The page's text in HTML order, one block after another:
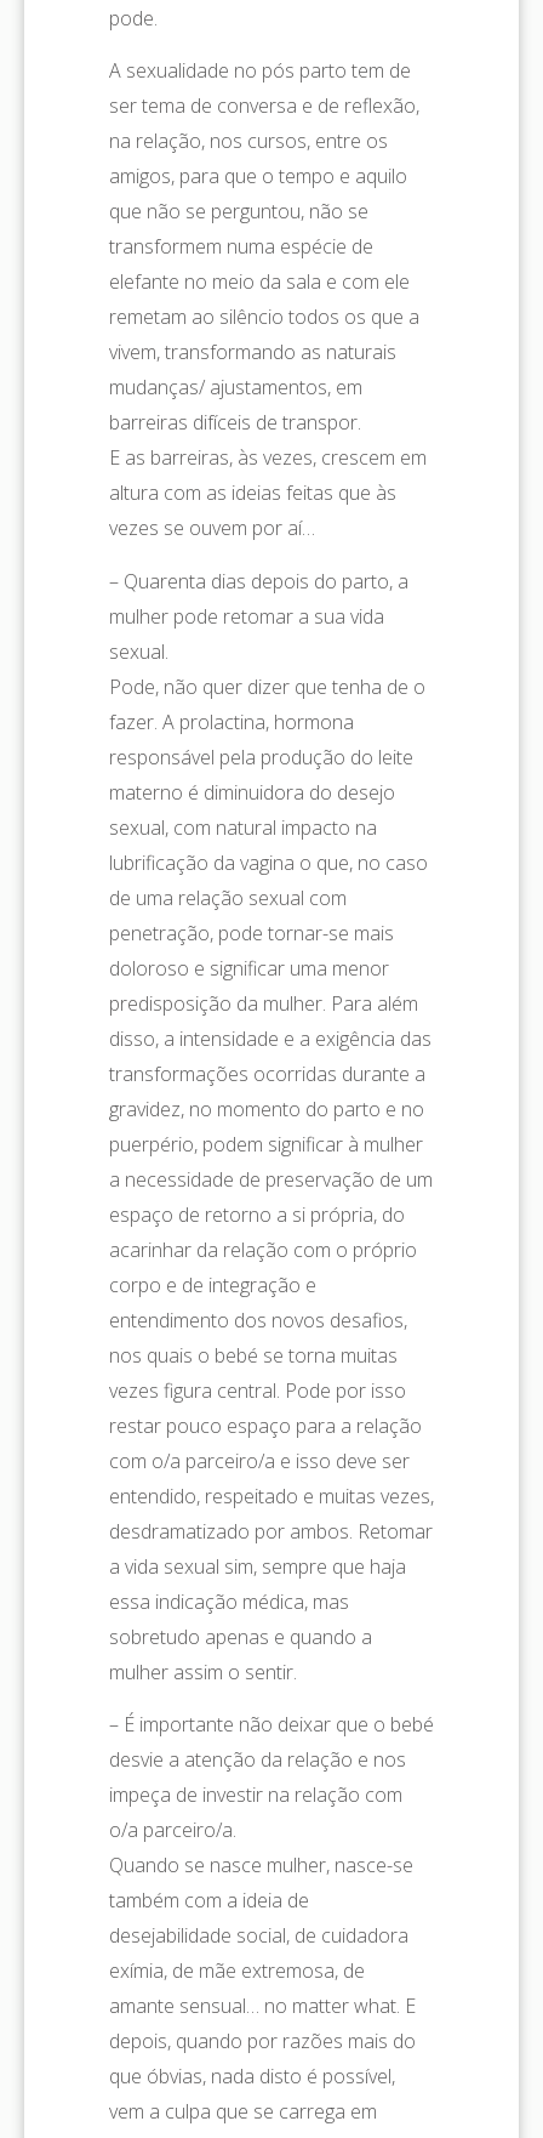
pode.
A sexualidade no pós parto tem de
ser tema de conversa e de reflexão,
na relação, nos cursos, entre os
amigos, para que o tempo e aquilo
que não se perguntou, não se
transformem numa espécie de
elefante no meio da sala e com ele
remetam ao silêncio todos os que a
vivem, transformando as naturais
mudanças/ ajustamentos, em
barreiras difíceis de transpor.
E as barreiras, às vezes, crescem em
altura com as ideias feitas que às
vezes se ouvem por aí…
– Quarenta dias depois do parto, a
mulher pode retomar a sua vida
sexual.
Pode, não quer dizer que tenha de o
fazer. A prolactina, hormona
responsável pela produção do leite
materno é diminuidora do desejo
sexual, com natural impacto na
lubrificação da vagina o que, no caso
de uma relação sexual com
penetração, pode tornar-se mais
doloroso e significar uma menor
predisposição da mulher. Para além
disso, a intensidade e a exigência das
transformações ocorridas durante a
gravidez, no momento do parto e no
puerpério, podem significar à mulher
a necessidade de preservação de um
espaço de retorno a si própria, do
acarinhar da relação com o próprio
corpo e de integração e
entendimento dos novos desafios,
nos quais o bebé se torna muitas
vezes figura central. Pode por isso
restar pouco espaço para a relação
com o/a parceiro/a e isso deve ser
entendido, respeitado e muitas vezes,
desdramatizado por ambos. Retomar
a vida sexual sim, sempre que haja
essa indicação médica, mas
sobretudo apenas e quando a
mulher assim o sentir.
– É importante não deixar que o bebé
desvie a atenção da relação e nos
impeça de investir na relação com
o/a parceiro/a.
Quando se nasce mulher, nasce-se
também com a ideia de
desejabilidade social, de cuidadora
exímia, de mãe extremosa, de
amante sensual… no matter what. E
depois, quando por razões mais do
que óbvias, nada disto é possível,
vem a culpa que se carrega em